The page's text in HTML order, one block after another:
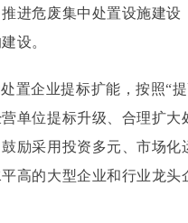
推进危废集中处置设施建
设。
置企业提标扩能，按照“
单位提标升级、合理扩
鼓励采用投资多元、市场
高的大型企业和行业龙